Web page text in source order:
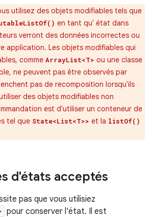
utilisez des objets modifiables tels que
en tant qu' état dans
verront des données incorrectes ou
application. Les objets modifiables qui
comme ArrayList<T> ou une classe
ne peuvent pas être observés par
pas de recomposition lorsqu'ils
des objets modifiables non
est d'utiliser un conteneur de
tel que State<List<T>> et la listOf()
d'états acceptés
pas que vous utilisiez
pour conserver l'état. Il est